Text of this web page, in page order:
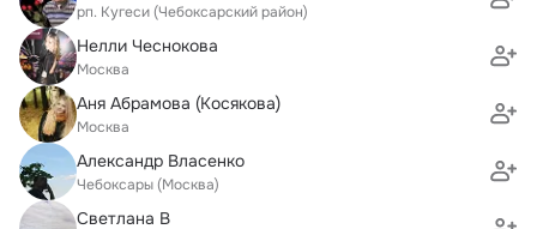
рп. Кугеси (Чебоксарский район)
Нелли Чеснокова
Москва
Аня Абрамова (Косякова)
Москва
Александр Власенко
Чебоксары (Москва)
Светлана В